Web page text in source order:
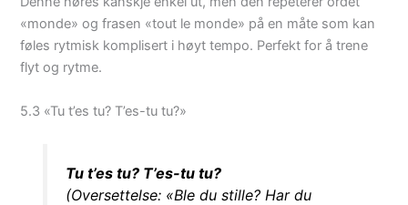
«monde» og frasen «tout le monde» på en måte som kan
føles rytmisk komplisert i høyt tempo. Perfekt for å trene
flyt og rytme.
5.3 «Tu t’es tu? T’es-tu tu?»
Tu t’es tu? T’es-tu tu?
(Oversettelse: «Ble du stille? Har du